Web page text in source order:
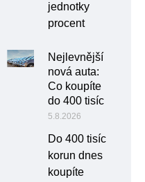
jednotky
procent
Nejlevnější
nová auta:
Co koupíte
do 400 tisíc
5.8.2026
Do 400 tisíc
korun dnes
koupíte